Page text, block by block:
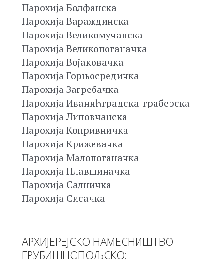
Парохија Болфанска
Парохија Вараждинска
Парохија Великомучанска
Парохија Великопоганачка
Парохија Војаковачка
Парохија Горњосредичка
Парохија Загребачка
Парохија Иванићградска-граберска
Парохија Липовчанска
Парохија Копривничка
Парохија Крижевачка
Парохија Малопоганачка
Парохија Плавшиначка
Парохија Салничка
Парохија Сисачка
АРХИЈЕРЕЈСКО НАМЕСНИШТВО
ГРУБИШНОПОЉСКО: